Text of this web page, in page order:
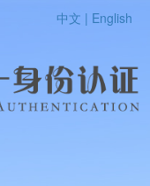
中文 | English